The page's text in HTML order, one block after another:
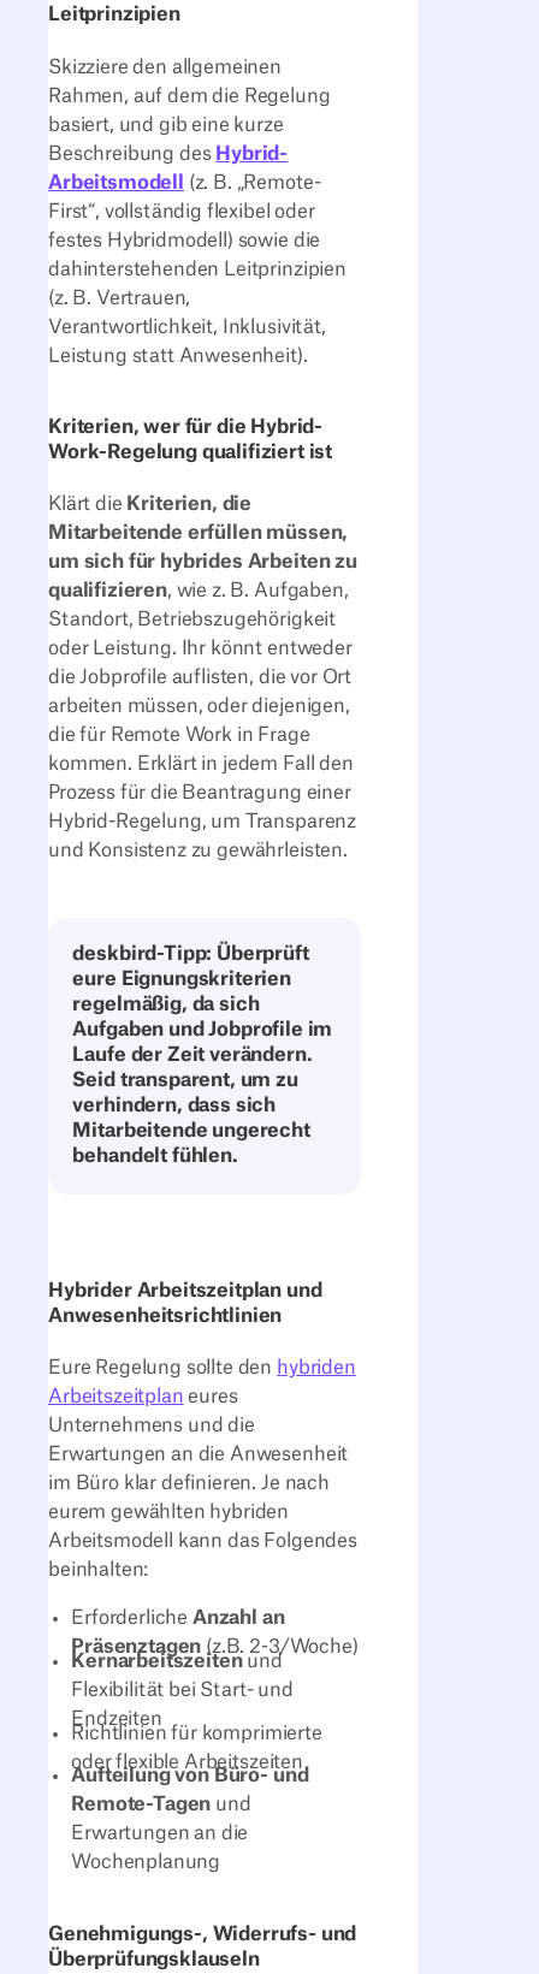
Leitprinzipien
Skizziere den allgemeinen
Rahmen, auf dem die Regelung
basiert, und gib eine kurze
Beschreibung des Hybrid-
Arbeitsmodell
(z. B. „Remote-
First“, vollständig flexibel oder
festes Hybridmodell) sowie die
dahinterstehenden Leitprinzipien
(z. B. Vertrauen,
Verantwortlichkeit, Inklusivität,
Leistung statt Anwesenheit).
Kriterien, wer für die Hybrid-
Work-Regelung qualifiziert ist
Klärt die Kriterien, die
Mitarbeitende erfüllen müssen,
um sich für hybrides Arbeiten zu
qualifizieren, wie z. B. Aufgaben,
Standort, Betriebszugehörigkeit
oder Leistung. Ihr könnt entweder
die Jobprofile auflisten, die vor Ort
arbeiten müssen, oder diejenigen,
die für Remote Work in Frage
kommen. Erklärt in jedem Fall den
Prozess für die Beantragung einer
Hybrid-Regelung, um Transparenz
und Konsistenz zu gewährleisten.
deskbird-Tipp: Überprüft
eure Eignungskriterien
regelmäßig, da sich
Aufgaben und Jobprofile im
Laufe der Zeit verändern.
Seid transparent, um zu
verhindern, dass sich
Mitarbeitende ungerecht
behandelt fühlen.
Hybrider Arbeitszeitplan und
Anwesenheitsrichtlinien
Eure Regelung sollte den hybriden
Arbeitszeitplan eures
Unternehmens und die
Erwartungen an die Anwesenheit
im Büro klar definieren. Je nach
eurem gewählten hybriden
Arbeitsmodell kann das Folgendes
beinhalten:
Erforderliche Anzahl an
Präsenztagen (z.B. 2-3/Woche)
Kernarbeitszeiten und
Flexibilität bei Start- und
Endzeiten
Richtlinien für komprimierte
oder flexible Arbeitszeiten
Aufteilung von Büro- und
Remote-Tagen und
Erwartungen an die
Wochenplanung
Genehmigungs-, Widerrufs- und
Überprüfungsklauseln